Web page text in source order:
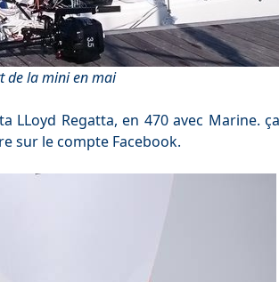
de la mini en mai
LLoyd Regatta, en 470 avec Marine.
sur le compte Facebook.